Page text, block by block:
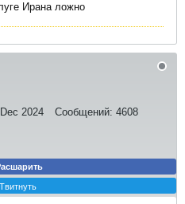
Ирана ложно
Dec 2024 Сообщений: 4608
Твитнуть